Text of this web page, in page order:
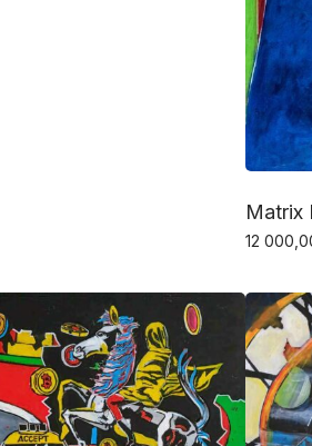
Matrix
12